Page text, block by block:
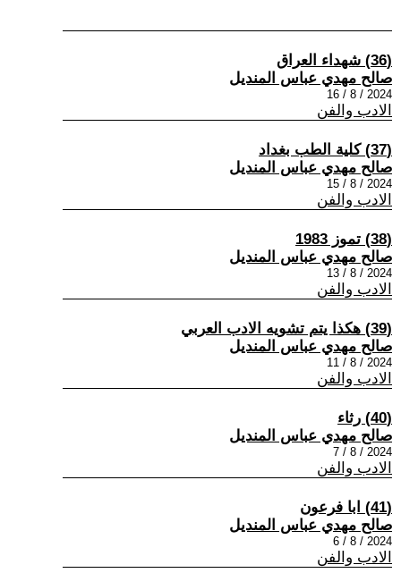
(36) شهداء العراق
صالح مهدي عباس المنديل
2024 / 8 / 16
الادب والفن
(37) كلية الطب بغداد
صالح مهدي عباس المنديل
2024 / 8 / 15
الادب والفن
(38) تموز 1983
صالح مهدي عباس المنديل
2024 / 8 / 13
الادب والفن
(39) هكذا يتم تشويه الادب العربي
صالح مهدي عباس المنديل
2024 / 8 / 11
الادب والفن
(40) رثاء
صالح مهدي عباس المنديل
2024 / 8 / 7
الادب والفن
(41) ابا فرعون
صالح مهدي عباس المنديل
2024 / 8 / 6
الادب والفن